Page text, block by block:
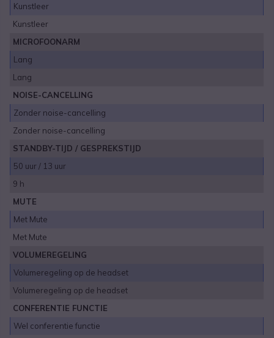
Kunstleer
Kunstleer
MICROFOONARM
Lang
Lang
NOISE-CANCELLING
Zonder noise-cancelling
Zonder noise-cancelling
STANDBY-TIJD / GESPREKSTIJD
50 uur / 13 uur
9 h
MUTE
Met Mute
Met Mute
VOLUMEREGELING
Volumeregeling op de headset
Volumeregeling op de headset
CONFERENTIE FUNCTIE
Wel conferentie functie